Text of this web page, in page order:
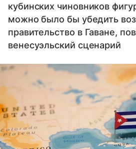
кубинских чиновников
можно было бы убедить
правительство в Гаване,
венесуэльский сценарий